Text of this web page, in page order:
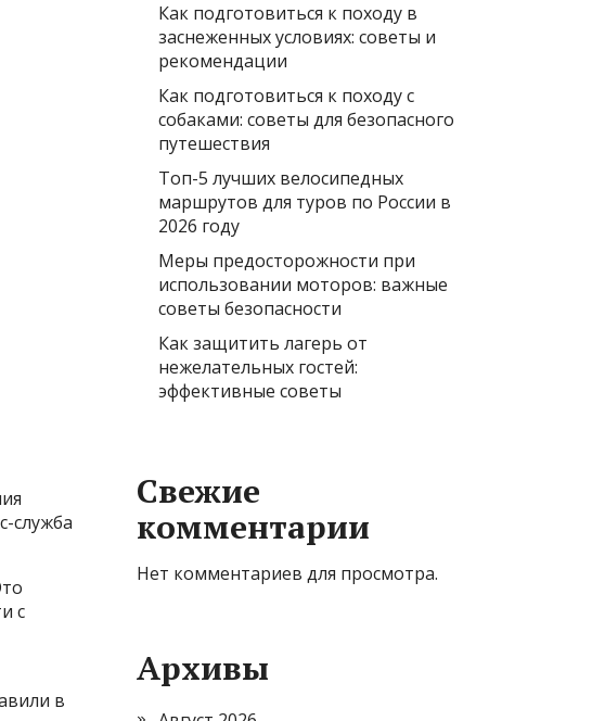
служба
с
в
Как подготовиться к походу в
заснеженных условиях: советы и
рекомендации
Как подготовиться к походу с
собаками: советы для безопасного
путешествия
Топ-5 лучших велосипедных
маршрутов для туров по России в
2026 году
Меры предосторожности при
использовании моторов: важные
советы безопасности
Как защитить лагерь от
нежелательных гостей:
эффективные советы
Свежие
комментарии
Нет комментариев для просмотра.
Архивы